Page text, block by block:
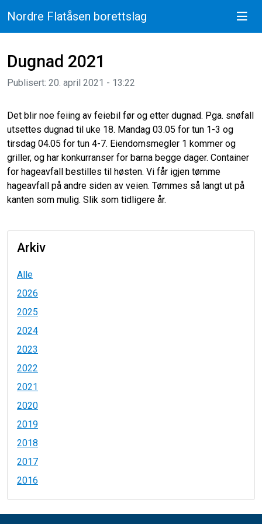
Nordre Flatåsen borettslag
Dugnad 2021
Publisert: 20. april 2021 - 13:22
Det blir noe feiing av feiebil før og etter dugnad. Pga. snøfall
utsettes dugnad til uke 18. Mandag 03.05 for tun 1-3 og
tirsdag 04.05 for tun 4-7. Eiendomsmegler 1 kommer og
griller, og har konkurranser for barna begge dager. Container
for hageavfall bestilles til høsten. Vi får igjen tømme
hageavfall på andre siden av veien. Tømmes så langt ut på
kanten som mulig. Slik som tidligere år.
Arkiv
Alle
2026
2025
2024
2023
2022
2021
2020
2019
2018
2017
2016